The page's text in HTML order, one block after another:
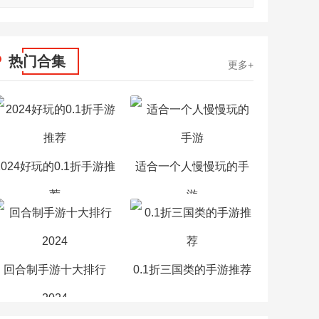
热门合集 更多+
好玩的0.1折手游推
荐
适合一个人慢慢玩的手
游
回合制手游十大排行
2024
0.1折三国类的手游推荐